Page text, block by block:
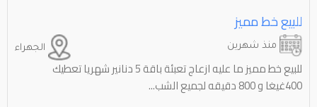
للبيع خط مميز
الجهراء منذ شهرين
للبيع خط مميز ما عليه ازعاج تعبئة باقة 5 دنانير شهريا تعطيك
400غيغا و 800 دقيقه لجميع الشب...